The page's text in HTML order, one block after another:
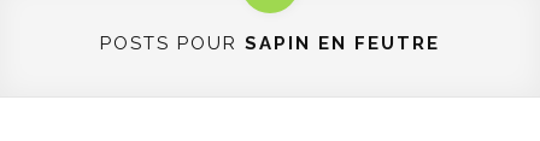
POSTS POUR SAPIN EN FEUTRE